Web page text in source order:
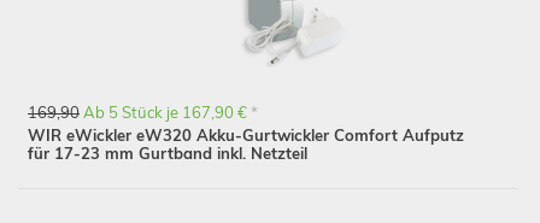
WIR eWickler eW320 Akku-Gurtwickler Comfort Aufputz
für 17-23 mm Gurtband inkl. Netzteil
169,90Ab 5 Stück je 167,90 € *